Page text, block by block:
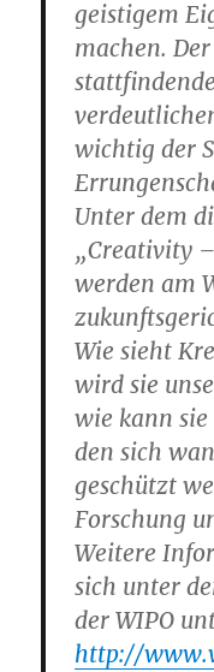
geistigem
machen.
wichtig der
Unter dem
„Creativity
werden am
Wie sieht
wird sie
wie kann
den sich
geschützt
Forschung
Weitere
sich unter
der WIPO
http://